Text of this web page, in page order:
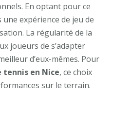
En optant pour ce
expérience de jeu de
La régularité de la
joueurs de s’adapter
d’eux-mêmes. Pour
en Nice, ce choix
sur le terrain.